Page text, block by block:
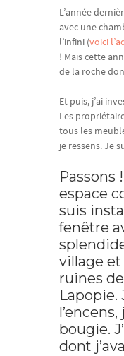
L’année
avec une
l’infini (voici
! Mais cette
de la roche
Et puis, j’ai
Les
tous les
je ressens. Je
Passons
espace
suis
fenêtre
village et
ruines
Lapopie.
bougie.
dont